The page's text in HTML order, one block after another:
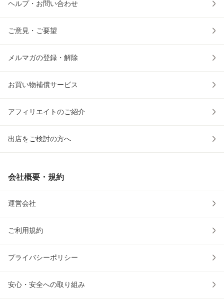
ヘルプ・お問い合わせ
ご意見・ご要望
メルマガの登録・解除
お買い物補償サービス
アフィリエイトのご紹介
出店をご検討の方へ
会社概要・規約
運営会社
ご利用規約
プライバシーポリシー
安心・安全への取り組み